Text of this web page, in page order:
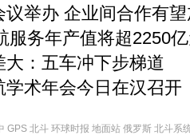
举办 企业间合作有
服务年产值将超2250
：五车冲下步梯道
术年会今日在汉召开
GPS 北斗 环球时报 地面站 俄罗斯 北斗系